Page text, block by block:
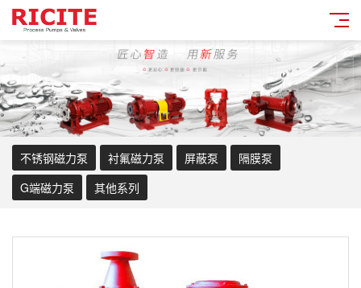
不锈钢磁力泵 衬氟磁力泵 屏蔽泵
隔膜泵
G端磁力泵
其他系列